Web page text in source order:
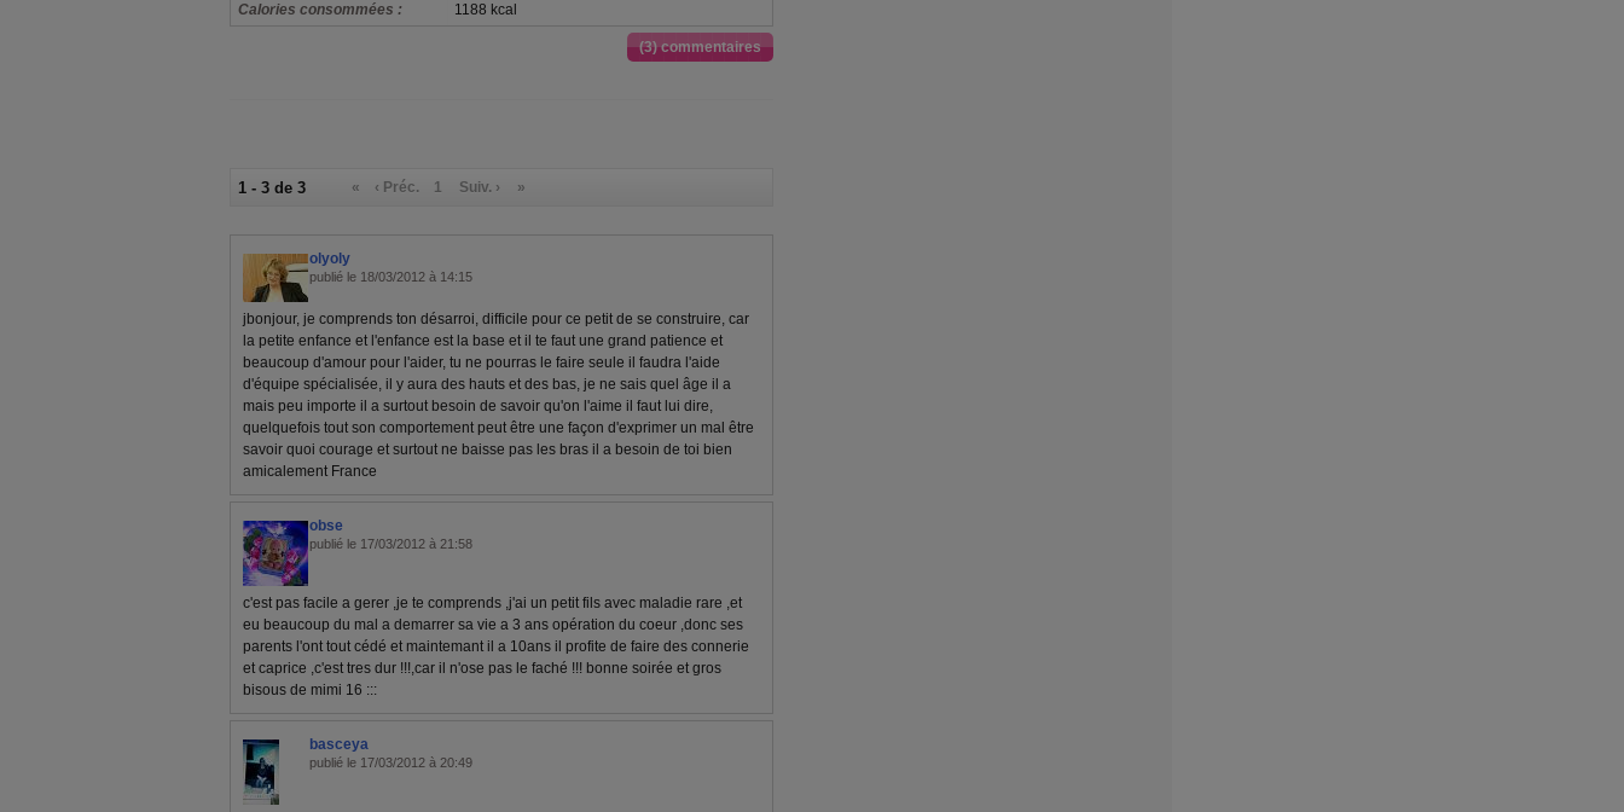
Calories consommées :
1188 kcal
(3) commentaires
1 - 3 de 3 « ‹ Préc. 1 Suiv. › »
olyoly
publié le 18/03/2012 à 14:15
jbonjour, je comprends ton désarroi, difficile pour ce petit de se construire, car
la petite enfance et l'enfance est la base et il te faut une grand patience et
beaucoup d'amour pour l'aider, tu ne pourras le faire seule il faudra l'aide
d'équipe spécialisée, il y aura des hauts et des bas, je ne sais quel âge il a
mais peu importe il a surtout besoin de savoir qu'on l'aime il faut lui dire,
quelquefois tout son comportement peut être une façon d'exprimer un mal être
savoir quoi courage et surtout ne baisse pas les bras il a besoin de toi bien
amicalement France
obse
publié le 17/03/2012 à 21:58
c'est pas facile a gerer ,je te comprends ,j'ai un petit fils avec maladie rare ,et
eu beaucoup du mal a demarrer sa vie a 3 ans opération du coeur ,donc ses
parents l'ont tout cédé et maintemant il a 10ans il profite de faire des connerie
et caprice ,c'est tres dur !!!,car il n'ose pas le faché !!! bonne soirée et gros
bisous de mimi 16 :::
basceya
publié le 17/03/2012 à 20:49